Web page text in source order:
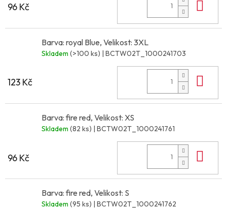
96 Kč
Barva: royal Blue, Velikost: 3XL
Skladem (>100 ks) | BCTW02T_1000241703
123 Kč
Barva: fire red, Velikost: XS
Skladem (82 ks) | BCTW02T_1000241761
96 Kč
Barva: fire red, Velikost: S
Skladem (95 ks) | BCTW02T_1000241762